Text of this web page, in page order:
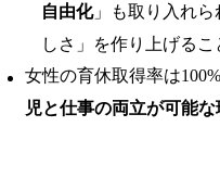
自由化」も取り入れら
しさ」を作り上げるこ
女性の育休取得率は
児と仕事の両立が可能な